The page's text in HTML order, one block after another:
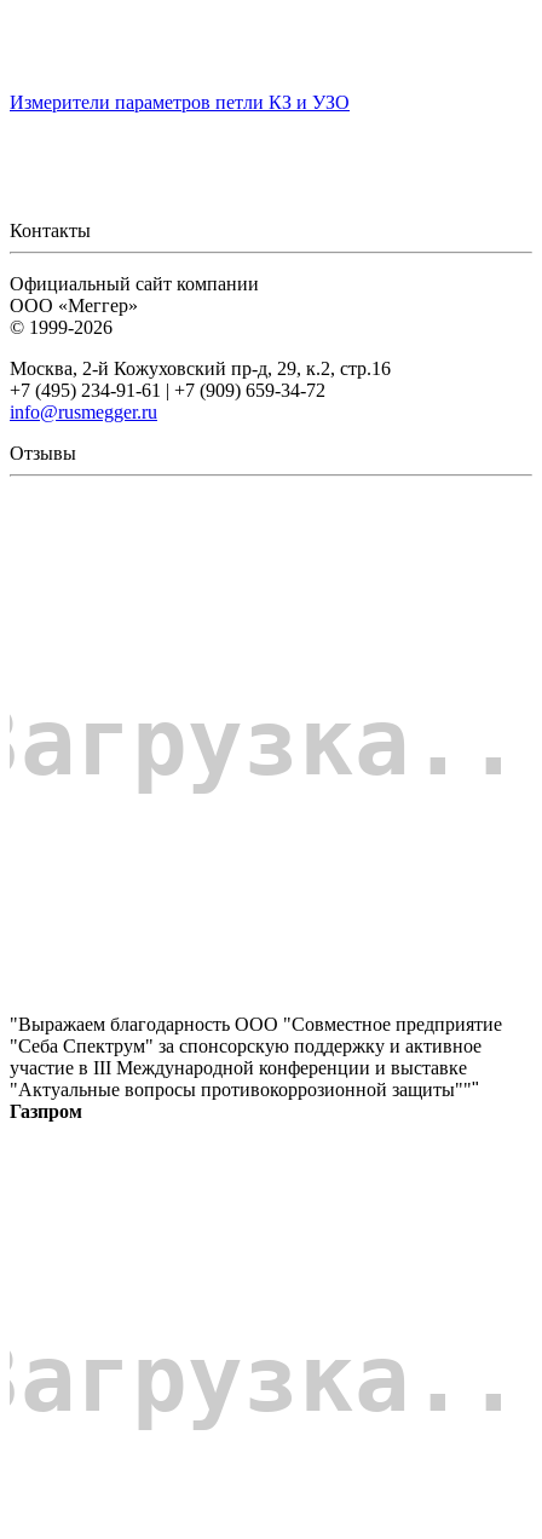
Измерители параметров петли КЗ и УЗО
Контакты
Официальный сайт компании
ООО «Меггер»
© 1999-2026
Москва, 2-й Кожуховский пр-д, 29, к.2, стр.16
+7 (495) 234-91-61 | +7 (909) 659-34-72
info@rusmegger.ru
Отзывы
"Выражаем благодарность ООО "Совместное предприятие
"Себа Спектрум" за спонсорскую поддержку и активное
участие в III Международной конференции и выставке
"Актуальные вопросы противокоррозионной защиты"""
Газпром